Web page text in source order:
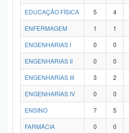
EDUCAÇÃO FÍSICA
5 4
ENFERMAGEM
1 1
ENGENHARIAS I
0 0
ENGENHARIAS II
0 0
ENGENHARIAS III
3 2
ENGENHARIAS IV
0 0
ENSINO
7 5
FARMÁCIA
0 0